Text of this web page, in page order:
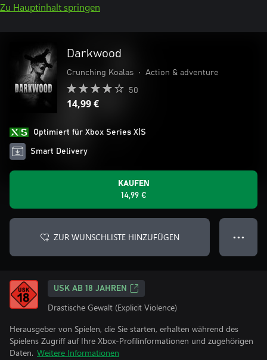
Zu Hauptinhalt springen
Darkwood
Crunching Koalas • Action & adventure
50
14,99 €
Optimiert für Xbox Series X|S
Smart Delivery
KAUFEN
14,99 €
ZUR WUNSCHLISTE HINZUFÜGEN ● ● ●
USK AB 18 JAHREN
Drastische Gewalt (Explicit Violence)
Herausgeber von Spielen, die Sie starten, erhalten während des
Spielens Zugriff auf Ihre Xbox-Profilinformationen und zugehörigen
Daten. Weitere Informationen